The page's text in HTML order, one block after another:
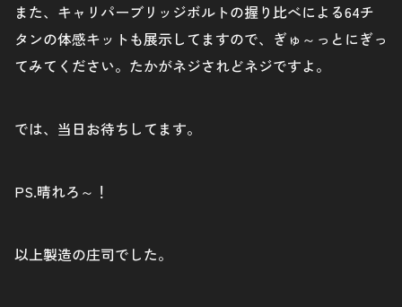
また、キャリパーブリッジボルトの握り比べによる64チ
タンの体感キットも展示してますので、ぎゅ～っとにぎっ
てみてください。たかがネジされどネジですよ。
では、当日お待ちしてます。
PS.晴れろ～！
以上製造の庄司でした。